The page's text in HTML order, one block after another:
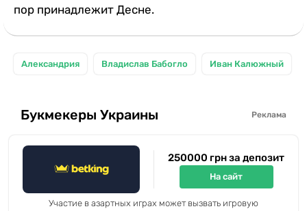
пор принадлежит Десне.
Александрия Владислав Бабогло Иван Калюжный
Букмекеры Украины Реклама
250000 грн за депозит
На сайт
Участие в азартных играх может вызвать игровую